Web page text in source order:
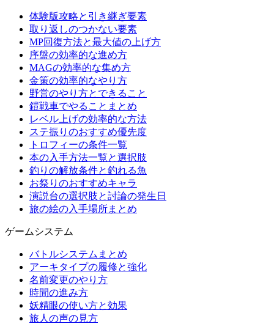
体験版攻略と引き継ぎ要素
取り返しのつかない要素
MP回復方法と最大値の上げ方
序盤の効率的な進め方
MAGの効率的な集め方
金策の効率的なやり方
野営のやり方とできること
鎧戦車でやることまとめ
レベル上げの効率的な方法
ステ振りのおすすめ優先度
トロフィーの条件一覧
本の入手方法一覧と選択肢
釣りの解放条件と釣れる魚
お祭りのおすすめキャラ
演説台の選択肢と討論の発生日
旅の絵の入手場所まとめ
ゲームシステム
バトルシステムまとめ
アーキタイプの履修と強化
名前変更のやり方
時間の進み方
妖精眼の使い方と効果
旅人の声の見方